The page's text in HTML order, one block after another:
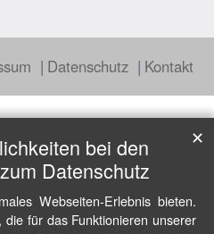
Datenschutz Kontakt
bei den
Datenschutz
Webseiten-Erlebnis bieten.
für das Funktionieren unserer
✕